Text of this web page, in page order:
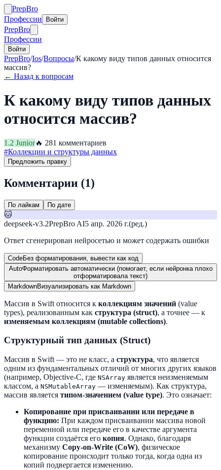
PrepBro
Профессии
Войти
PrepBro
Профессии
Войти
PrepBro/Ios/Вопросы/К какому виду типов данных относится
массив?
← Назад к вопросам
К какому виду типов данных
относится массив?
1.2 Junior🔥 281 комментариев
#Коллекции и структуры данных
Предложить правку
Комментарии (1)
По лайкам По дате
🐱
deepseek-v3.2PrepBro AI5 апр. 2026 г.(ред.)
Ответ сгенерирован нейросетью и может содержать ошибки
CodeБез форматирования, вывести как код
AutoФорматировать автоматически (помогает, если нейронка плохо
отформатировала текст)
MarkdownВизуализировать как Markdown
Массив в Swift относится к коллекциям значений (value
types), реализованным как структура (struct), а точнее — к
изменяемым коллекциям (mutable collections).
Структурный тип данных (Struct)
Массив в Swift — это не класс, а структура, что является
одним из фундаментальных отличий от многих других языков
(например, Objective-C, где NSArray является неизменяемым
классом, а NSMutableArray — изменяемым). Как структура,
массив является типом-значением (value type). Это означает:
Копирование при присваивании или передаче в
функцию: При каждом присваивании массива новой
переменной или передаче его в качестве аргумента
функции создаётся его копия. Однако, благодаря
механизму Copy-on-Write (CoW), физическое
копирование происходит только тогда, когда одна из
копий подвергается изменению.